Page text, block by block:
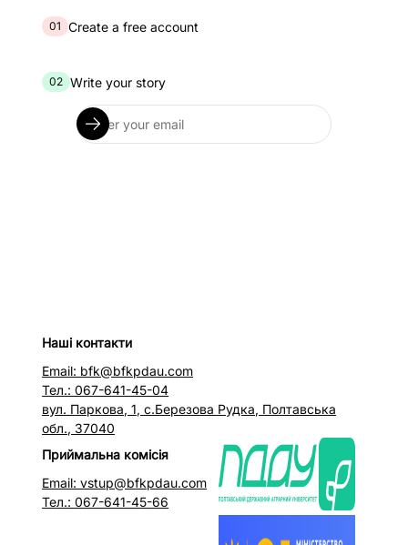
01 Create a free account
02 Write your story
Наші контакти
Email: bfk@bfkpdau.com
Тел.: 067-641-45-04
вул. Паркова, 1, с.Березова Рудка, Полтавська
обл., 37040
Приймальна комісія
Email: vstup@bfkpdau.com
Тел.: 067-641-45-66